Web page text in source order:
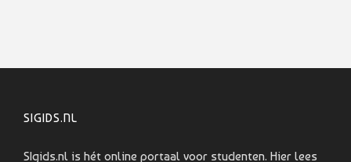
SIGIDS.NL
SIgids.nl is hét online portaal voor studenten. Hier lees